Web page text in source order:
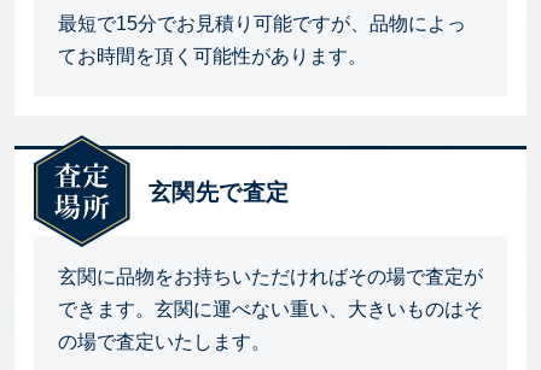
最短で15分でお見積り可能ですが、品物によっ
てお時間を頂く可能性があります。
玄関先で査定
玄関に品物をお持ちいただければその場で査定が
できます。玄関に運べない重い、大きいものはそ
の場で査定いたします。